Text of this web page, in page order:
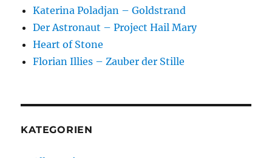
Katerina Poladjan – Goldstrand
Der Astronaut – Project Hail Mary
Heart of Stone
Florian Illies – Zauber der Stille
KATEGORIEN